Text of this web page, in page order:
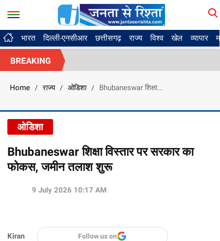
भारत दिल्ली-एनसीआर छत्तीसगढ़ राज्य विश्व खेल व्यापार
BREAKING
Home / राज्य / ओडिशा / Bhubaneswar शिक्षा...
ओडिशा
Bhubaneswar शिक्षा विस्तार पर सरकार का
फोकस, जमीन तलाश शुरू
Kiran
9 July 2026 10:17 AM
Follow us on